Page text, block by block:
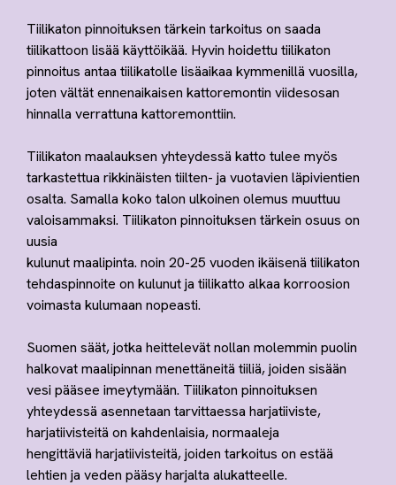
Tiilikaton pinnoituksen tärkein tarkoitus on saada
tiilikattoon lisää käyttöikää. Hyvin hoidettu tiilikaton
pinnoitus antaa tiilikatolle lisäaikaa kymmenillä vuosilla,
joten vältät ennenaikaisen kattoremontin viidesosan
hinnalla verrattuna kattoremonttiin.
Tiilikaton maalauksen yhteydessä katto tulee myös
tarkastettua rikkinäisten tiilten- ja vuotavien läpivientien
osalta. Samalla koko talon ulkoinen olemus muuttuu
valoisammaksi. Tiilikaton pinnoituksen tärkein osuus on
uusia
kulunut maalipinta. noin 20-25 vuoden ikäisenä tiilikaton
tehdaspinnoite on kulunut ja tiilikatto alkaa korroosion
voimasta kulumaan nopeasti.
Suomen säät, jotka heittelevät nollan molemmin puolin
halkovat maalipinnan menettäneitä tiiliä, joiden sisään
vesi pääsee imeytymään. Tiilikaton pinnoituksen
yhteydessä asennetaan tarvittaessa harjatiiviste,
harjatiivisteitä on kahdenlaisia, normaaleja
hengittäviä harjatiivisteitä, joiden tarkoitus on estää
lehtien ja veden pääsy harjalta alukatteelle.